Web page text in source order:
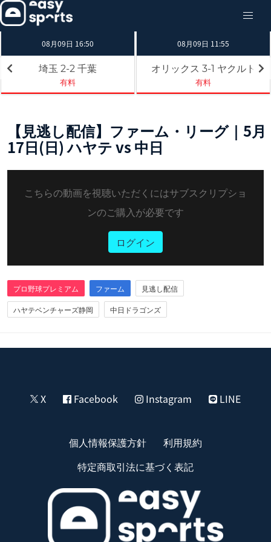
08月09日 16:50
埼玉 2-2 千葉
有料
08月09日 11:55
オリックス 3-1 ヤクルト
有料
【見逃し配信】ファーム・リーグ｜5月
17日(日) ハヤテ vs 中日
こちらの動画を視聴いただくにはサブスクリプショ
ンのご購入が必要です
ログイン
プロ野球プレミアム ファーム
見逃し配信
ハヤテベンチャーズ静岡
中日ドラゴンズ
X Facebook Instagram LINE
個人情報保護方針
利用規約
特定商取引法に基づく表記